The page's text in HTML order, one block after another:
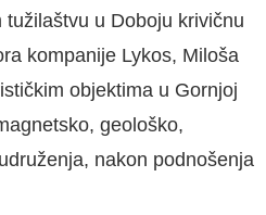
u Doboju krivičnu
kompanije Lykos, Miloša
objektima u Gornjoj
geološko,
nakon podnošenja